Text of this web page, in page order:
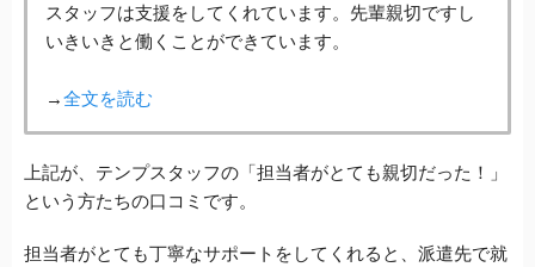
スタッフは支援をしてくれています。先輩親切ですし
いきいきと働くことができています。
→全文を読む
上記が、テンプスタッフの「担当者がとても親切だった！」
という方たちの口コミです。
担当者がとても丁寧なサポートをしてくれると、派遣先で就